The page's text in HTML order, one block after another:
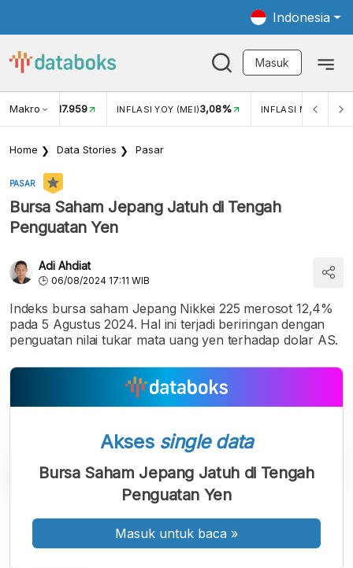
Indonesia
Masuk
Makro
USD/IDR 17.959 INFLASI YOY (MEI)3,08% INFLASI MOM (MEI)
Home Data Stories Pasar
PASAR
Bursa Saham Jepang Jatuh di Tengah
Penguatan Yen
Adi Ahdiat
06/08/2024 17:11 WIB
Indeks bursa saham Jepang Nikkei 225 merosot 12,4%
pada 5 Agustus 2024. Hal ini terjadi beriringan dengan
penguatan nilai tukar mata uang yen terhadap dolar AS.
Akses single data
Bursa Saham Jepang Jatuh di Tengah
Penguatan Yen
Masuk untuk baca »